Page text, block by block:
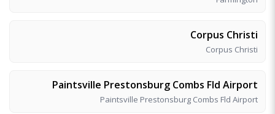
Corpus Christi
Corpus Christi
Paintsville Prestonsburg Combs Fld Airport
Paintsville Prestonsburg Combs Fld Airport